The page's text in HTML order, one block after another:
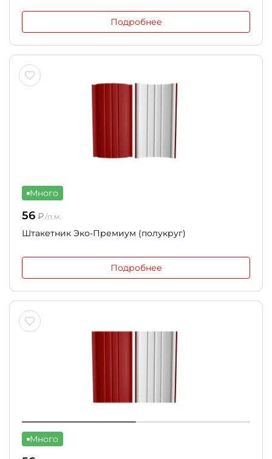
Подробнее
Много
56 ₽/п.м.
Штакетник Эко-Премиум (полукруг)
Подробнее
Много